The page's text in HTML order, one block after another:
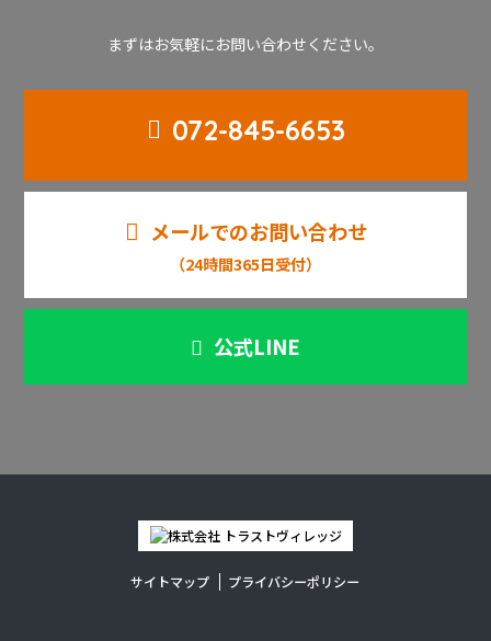
まずはお気軽にお問い合わせください。
072-845-6653
メールでのお問い合わせ
（24時間365日受付）
公式LINE
サイトマップ プライバシーポリシー